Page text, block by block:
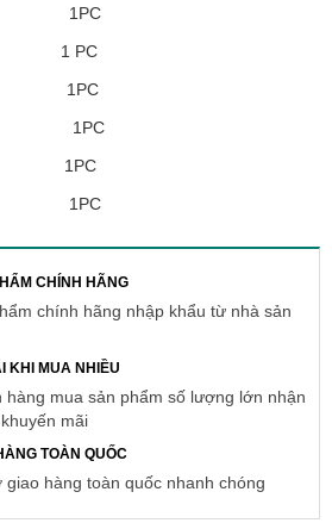
1PC
1 PC
1PC
1PC
1PC
1PC
CHÍNH HÃNG
chính hãng nhập khẩu từ nhà sản
KHI MUA NHIỀU
hàng mua sản phẩm số lượng lớn nhận
mãi
TOÀN QUỐC
giao hàng toàn quốc nhanh chóng